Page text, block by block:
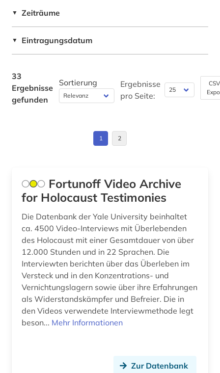
quelle (16)
restitution (2)
thüringen (2)
todesmarsch (1)
toter (1)
verbrechensopfer (2)
verzeichnis (1)
weimar (1)
weltkrieg (1)
▼ Zeiträume
▼ Eintragungsdatum
33
Ergebnisse
gefunden
Sortierung
Ergebnisse
pro Seite:
1 2
Fortunoff Video Archive
for Holocaust Testimonies
Die Datenbank der Yale University beinhaltet
ca. 4500 Video-Interviews mit Überlebenden
des Holocaust mit einer Gesamtdauer von über
12.000 Stunden und in 22 Sprachen. Die
Interviewten berichten über das Überleben im
Versteck und in den Konzentrations- und
Vernichtungslagern sowie über ihre Erfahrungen
als Widerstandskämpfer und Befreier. Die in
den Videos verwendete Interviewmethode legt
beson... Mehr Informationen
Zur Datenbank